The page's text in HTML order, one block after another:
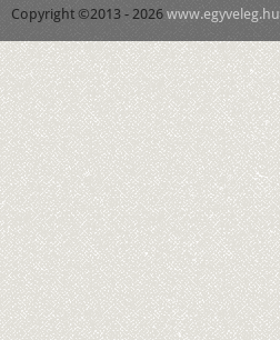
Copyright ©2013 - 2026 www.egyveleg.hu